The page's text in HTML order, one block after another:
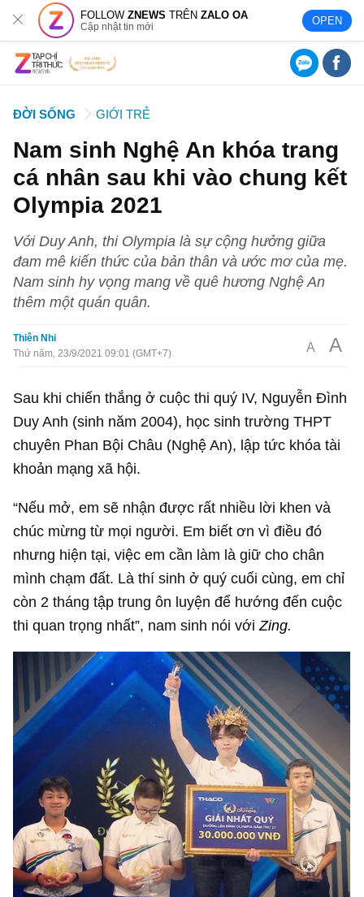
FOLLOWZNEWS TRÊNZALO OA
Cập nhật tin mới OPEN
ĐỜI SỐNG GIỚI TRẺ
Nam sinh Nghệ An khóa trang
cá nhân sau khi vào chung kết
Olympia 2021
Với Duy Anh, thi Olympia là sự cộng hưởng giữa
đam mê kiến thức của bản thân và ước mơ của mẹ.
Nam sinh hy vọng mang về quê hương Nghệ An
thêm một quán quân.
Thiên Nhi
Thứ năm, 23/9/2021 09:01 (GMT+7)
A A
Sau khi chiến thắng ở cuộc thi quý IV, Nguyễn Đình
Duy Anh (sinh năm 2004), học sinh trường THPT
chuyên Phan Bội Châu (Nghệ An), lập tức khóa tài
khoản mạng xã hội.
“Nếu mở, em sẽ nhận được rất nhiều lời khen và
chúc mừng từ mọi người. Em biết ơn vì điều đó
nhưng hiện tại, việc em cần làm là giữ cho chân
mình chạm đất. Là thí sinh ở quý cuối cùng, em chỉ
còn 2 tháng tập trung ôn luyện để hướng đến cuộc
thi quan trọng nhất”, nam sinh nói vớiZing.